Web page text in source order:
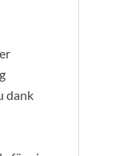
dank